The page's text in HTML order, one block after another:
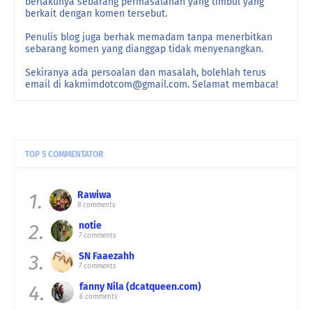
berkait dengan komen tersebut.
Penulis blog juga berhak memadam tanpa menerbitkan
sebarang komen yang dianggap tidak menyenangkan.
Sekiranya ada persoalan dan masalah, bolehlah terus
email di kakmimdotcom@gmail.com. Selamat membaca!
TOP 5 COMMENTATOR
1. Rawiwa
8 comments
2. notie
7 comments
3. SN Faaezahh
7 comments
4. fanny Nila (dcatqueen.com)
6 comments